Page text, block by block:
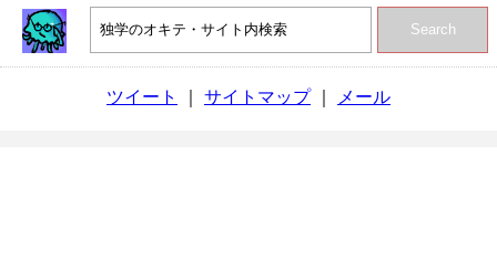
Search
ツイート サイトマップ｜ メール